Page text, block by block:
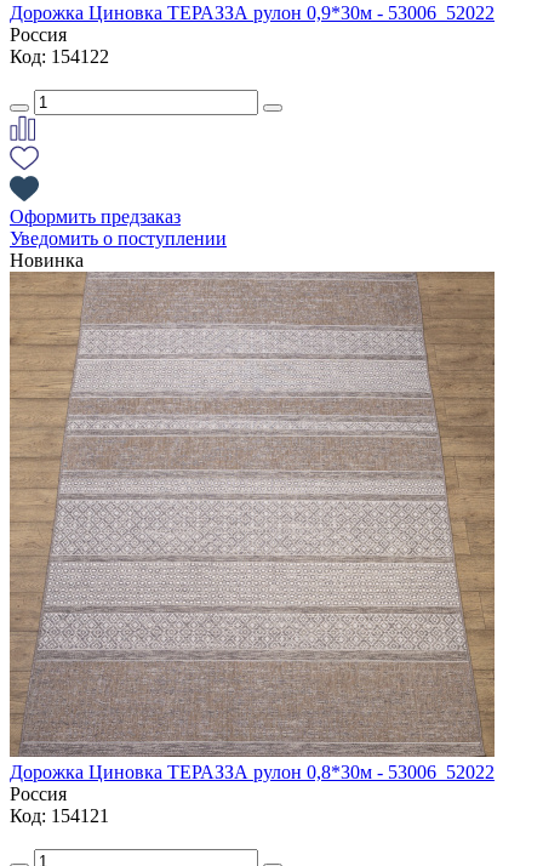
Дорожка Циновка ТЕРАЗЗА рулон 0,9*30м - 53006_52022
Россия
Код: 154122
Оформить предзаказ
Уведомить о поступлении
Новинка
Дорожка Циновка ТЕРАЗЗА рулон 0,8*30м - 53006_52022
Россия
Код: 154121